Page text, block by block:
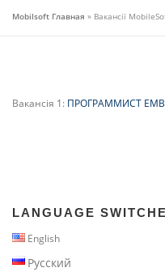
ВАКАНСИИ ФОРУМ
Mobilsoft Главная » Вакансії
Вакансія 1: ПРОГРАММИСТ
LANGUAGE
English
Русский